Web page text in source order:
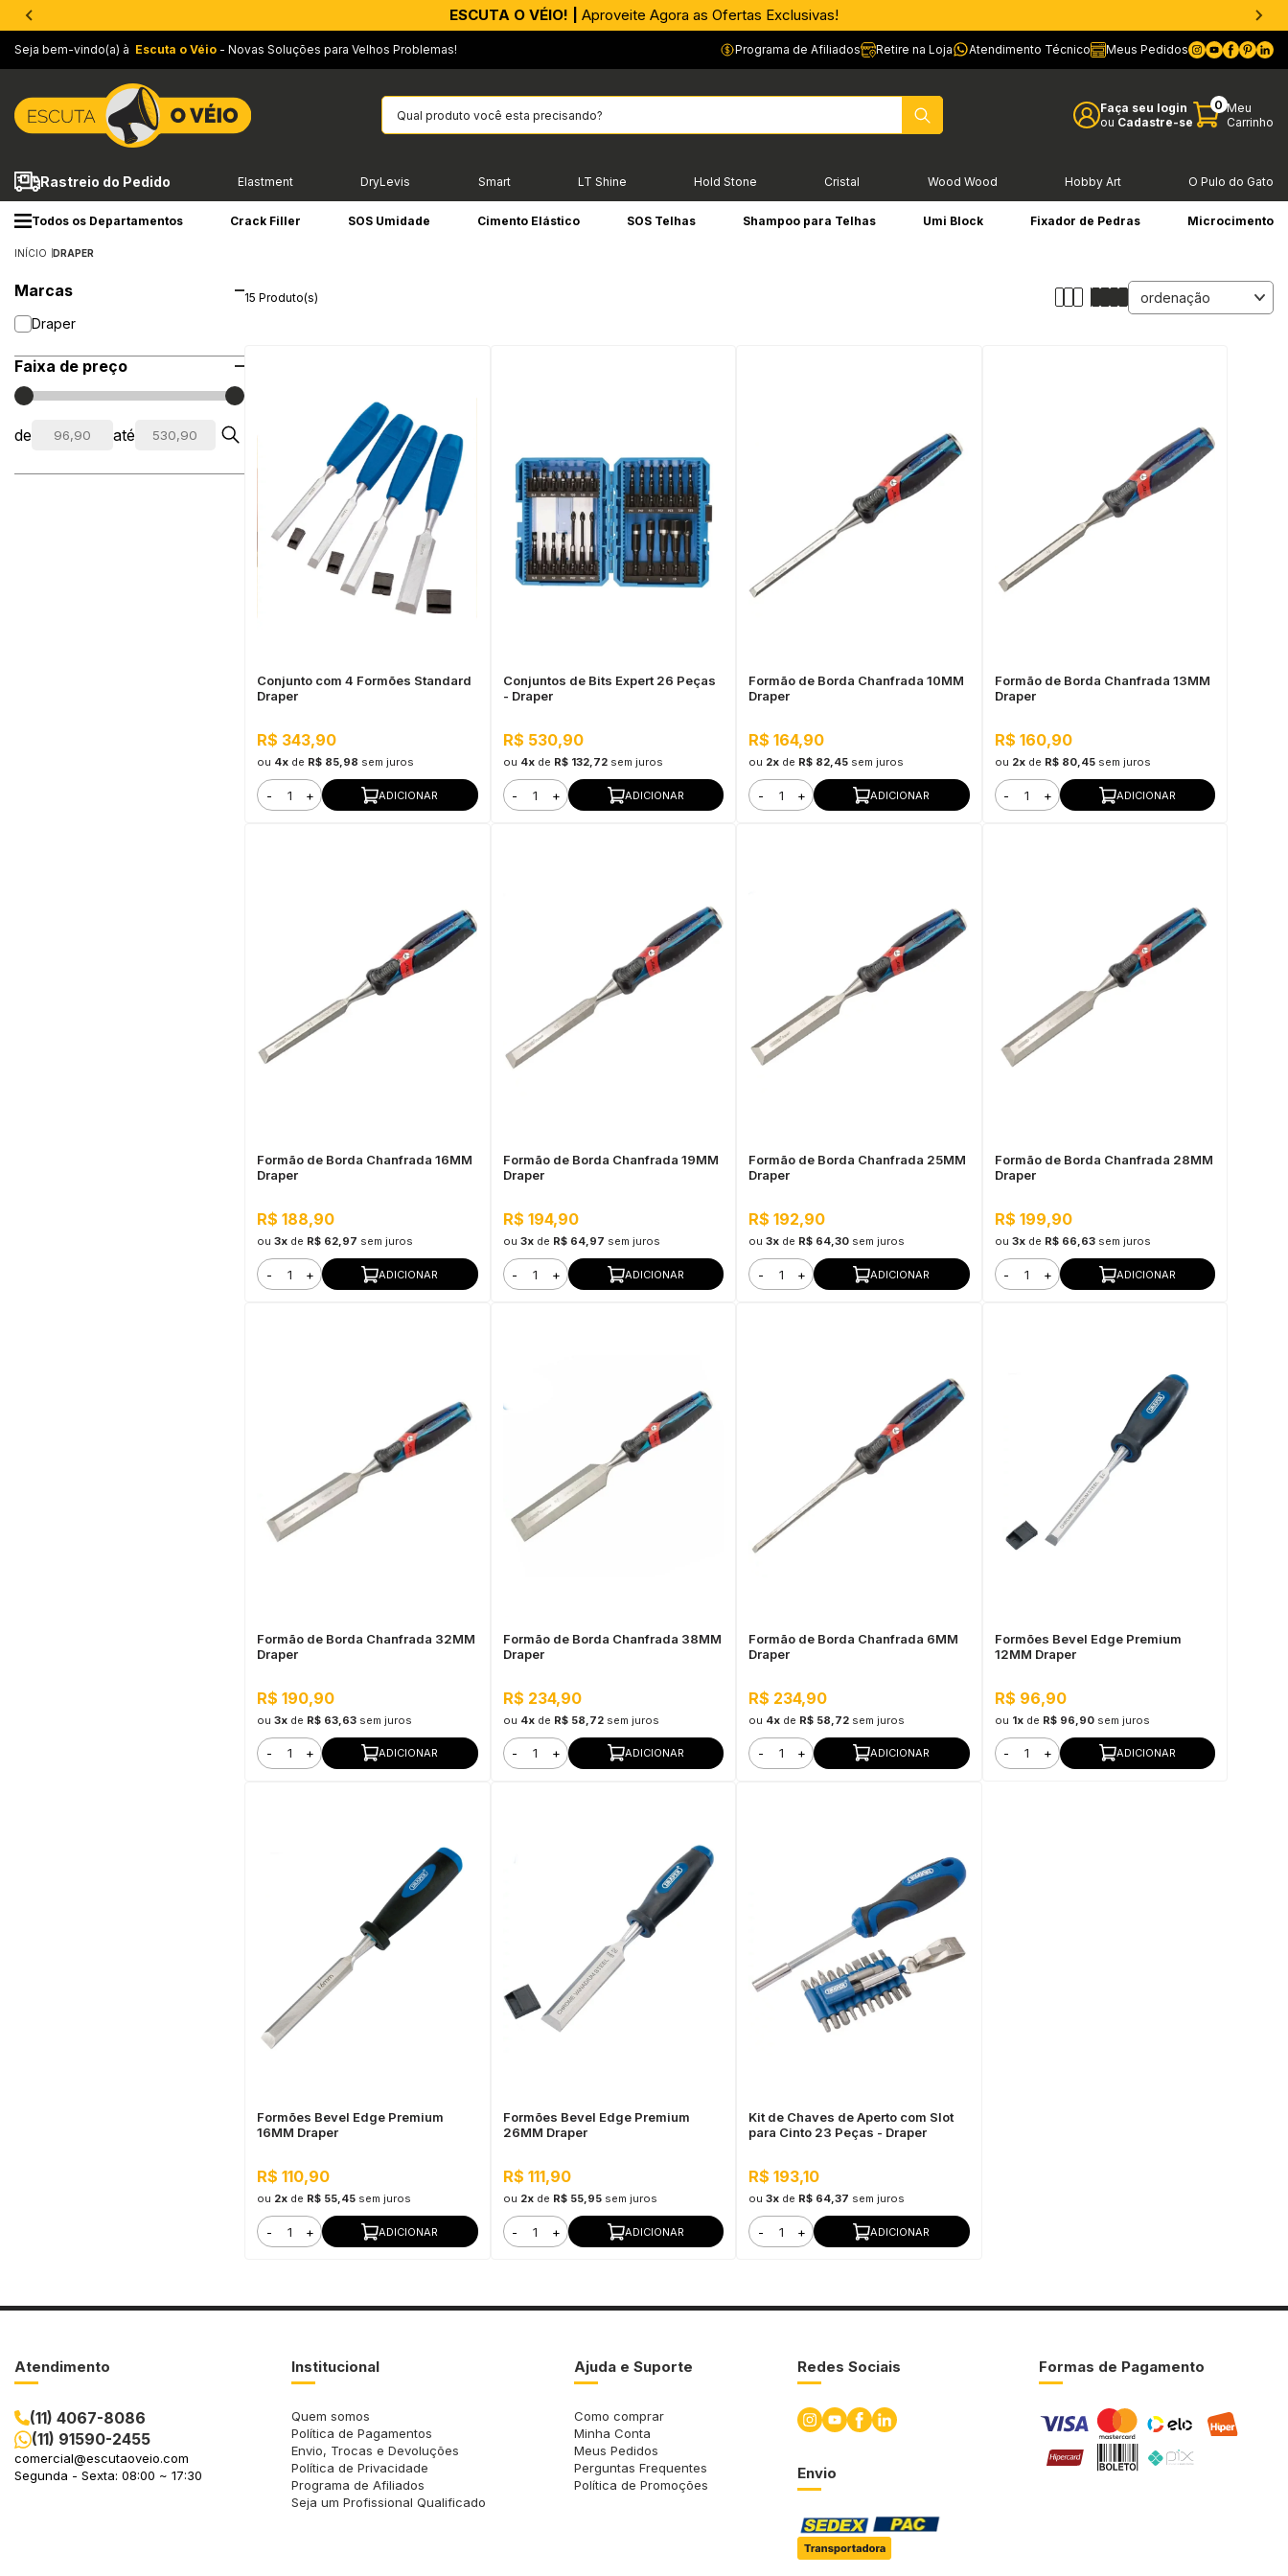
APROVEITE AGORA |PIX parcelado em até 4x sem Juros!*
ESCUTA O VÉIO! | Aproveite Agora as Ofertas Exclusivas!
Seja bem-vindo(a) à Escuta o Véio - Novas Soluções para Velhos Problemas! Programa de Afiliados Retire na Loja Atendimento Técnico Meus Pedidos
Faça seu login
ou Cadastre-se
0 Meu
Carrinho
Rastreio do Pedido Elastment DryLevis Smart LT Shine Hold Stone Cristal Wood Wood Hobby Art O Pulo do Gato
Todos os Departamentos Crack Filler SOS Umidade Cimento Elástico SOS Telhas Shampoo para Telhas Umi Block Fixador de Pedras Microcimento
INÍCIO DRAPER
Marcas
Draper
Faixa de preço
de até
15 Produto(s)
Conjunto com 4 Formões Standard
Draper
R$ 343,90
ou 4x de R$ 85,98 sem juros
- + ADICIONAR
Conjuntos de Bits Expert 26 Peças
- Draper
R$ 530,90
ou 4xde R$ 132,72 sem juros
- + ADICIONAR
Formão de Borda Chanfrada 10MM
Draper
R$ 164,90
ou 2x de R$ 82,45 sem juros
- + ADICIONAR
Formão de Borda Chanfrada 13MM
Draper
R$ 160,90
ou 2xde R$ 80,45 sem juros
- + ADICIONAR
Formão de Borda Chanfrada 16MM
Draper
R$ 188,90
ou 3x de R$ 62,97 sem juros
- + ADICIONAR
Formão de Borda Chanfrada 19MM
Draper
R$ 194,90
ou 3xde R$ 64,97 sem juros
- + ADICIONAR
Formão de Borda Chanfrada 25MM
Draper
R$ 192,90
ou 3x de R$ 64,30 sem juros
- + ADICIONAR
Formão de Borda Chanfrada 28MM
Draper
R$ 199,90
ou 3xde R$ 66,63 sem juros
- + ADICIONAR
Formão de Borda Chanfrada 32MM
Draper
R$ 190,90
ou 3x de R$ 63,63 sem juros
- + ADICIONAR
Formão de Borda Chanfrada 38MM
Draper
R$ 234,90
ou 4xde R$ 58,72 sem juros
- + ADICIONAR
Formão de Borda Chanfrada 6MM
Draper
R$ 234,90
ou 4x de R$ 58,72 sem juros
- + ADICIONAR
Formões Bevel Edge Premium
12MM Draper
R$ 96,90
ou 1xde R$ 96,90 sem juros
- + ADICIONAR
Formões Bevel Edge Premium
16MM Draper
R$ 110,90
ou 2x de R$ 55,45 sem juros
- + ADICIONAR
Formões Bevel Edge Premium
26MM Draper
R$ 111,90
ou 2xde R$ 55,95 sem juros
- + ADICIONAR
Kit de Chaves de Aperto com Slot
para Cinto 23 Peças - Draper
R$ 193,10
ou 3x de R$ 64,37 sem juros
- + ADICIONAR
Atendimento
(11) 4067-8086
(11) 91590-2455
comercial@escutaoveio.com
Segunda - Sexta: 08:00 ~ 17:30
Institucional
Quem somos
Política de Pagamentos
Envio, Trocas e Devoluções
Política de Privacidade
Programa de Afiliados
Seja um Profissional Qualificado
Ajuda e Suporte
Como comprar
Minha Conta
Meus Pedidos
Perguntas Frequentes
Política de Promoções
Redes Sociais
Envio
Formas de Pagamento